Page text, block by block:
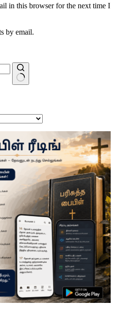
in this browser for the next time I
by email.